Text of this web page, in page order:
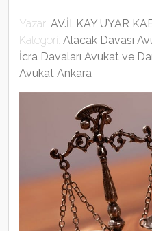
Yazar: AV.İLKAY UYAR
Kategori: Alacak Davası
İcra Davaları Avukat ve
Avukat Ankara